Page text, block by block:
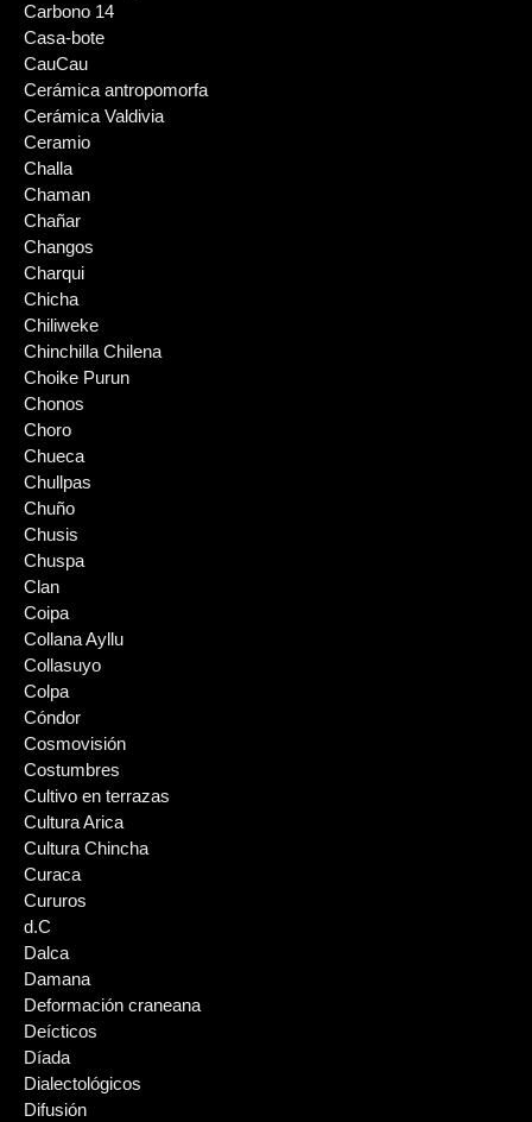
Carbono 14
Casa-bote
CauCau
Cerámica antropomorfa
Cerámica Valdivia
Ceramio
Challa
Chaman
Chañar
Changos
Charqui
Chicha
Chiliweke
Chinchilla Chilena
Choike Purun
Chonos
Choro
Chueca
Chullpas
Chuño
Chusis
Chuspa
Clan
Coipa
Collana Ayllu
Collasuyo
Colpa
Cóndor
Cosmovisión
Costumbres
Cultivo en terrazas
Cultura Arica
Cultura Chincha
Curaca
Cururos
d.C
Dalca
Damana
Deformación craneana
Deícticos
Díada
Dialectológicos
Difusión